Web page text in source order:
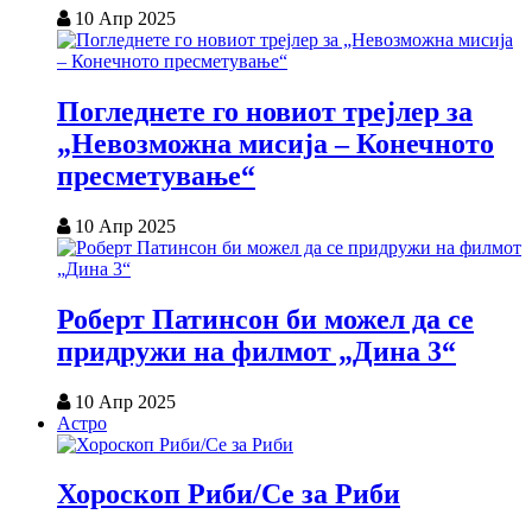
10 Апр 2025
Погледнете го новиот трејлер за
„Невозможна мисија – Конечното
пресметување“
10 Апр 2025
Роберт Патинсон би можел да се
придружи на филмот „Дина 3“
10 Апр 2025
Астро
Хороскоп Риби/Се за Риби